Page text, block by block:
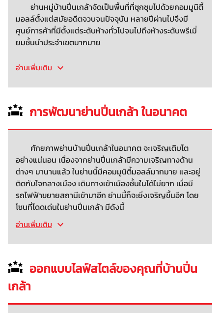
ย่านหมู่บ้านปิ่นเกล้าจัดเป็นพื้นที่ที่ชุกชุมไปด้วยคอมมูนิตี้
มอลล์ตั้งแต่สมัยอดีตจวบจนปัจจุบัน หลายปีผ่านไปจึงมี
ศูนย์การค้าที่มีตั้งแต่ระดับห้างทั่วไปจนไปถึงห้างระดับพรีเมี่
ยมชั้นนำประจำเขตมากมาย
อ่านเพิ่มเติม
การพัฒนาย่านปิ่นเกล้า ในอนาคต
ศักยภาพย่านบ้านปิ่นเกล้าในอนาคต จะเจริญเติบโต
อย่างแน่นอน เนื่องจากย่านปิ่นเกล้ามีความเจริญทางด้าน
ต่างๆ มานานแล้ว ในย่านนี้มีคอมมูนิตี้มอลล์มากมาย และอยู่
ติดกับใจกลางเมือง เดินทางเข้าเมืองชั้นในได้ไม่ยาก เมื่อมี
รถไฟฟ้าขยายสถานีเข้ามาอีก ย่านนี้ก็จะยิ่งเจริญขึ้นอีก โดย
โซนที่โดดเด่นในย่านปิ่นเกล้า มีดังนี้
อ่านเพิ่มเติม
ออกแบบไลฟ์สไตล์ของคุณที่บ้านปิ่น
เกล้า